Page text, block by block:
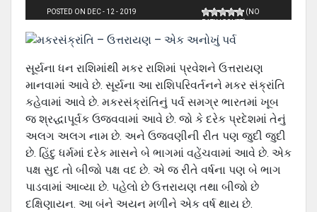
POSTED ON DEC - 12 - 2019
(NO
RATINGS YET)
સૂર્યના ધન રાશિમાંથી મકર રાશિમાં પ્રવેશને ઉત્તરાયણ
માનવામાં આવે છે. સૂર્યના આ રાશિપરિવર્તનને મકર સંક્રાંતિ
કહેવામાં આવે છે. મકરસંક્રાંતિનું પર્વ સમગ્ર ભારતમાં ખૂબ
જ શ્રદ્ધાપૂર્વક ઉજવવામાં આવે છે. જો કે દરેક પ્રદેશમાં તેનું
અલગ અલગ નામ છે. અને ઉજવણીની રીત પણ જુદી જુદી
છે. હિંદુ ધર્મમાં દરેક માસને બે ભાગમાં વહેંચવામાં આવે છે. એક
પક્ષ સુદ તો બીજો પક્ષ વદ છે. એ જ રીતે વર્ષના પણ બે ભાગ
પાડવામાં આવ્યા છે. પહેલો છે ઉત્તરાયણ તથા બીજો છે
દક્ષિણાયન. આ બંને અયન મળીને એક વર્ષ થાય છે.